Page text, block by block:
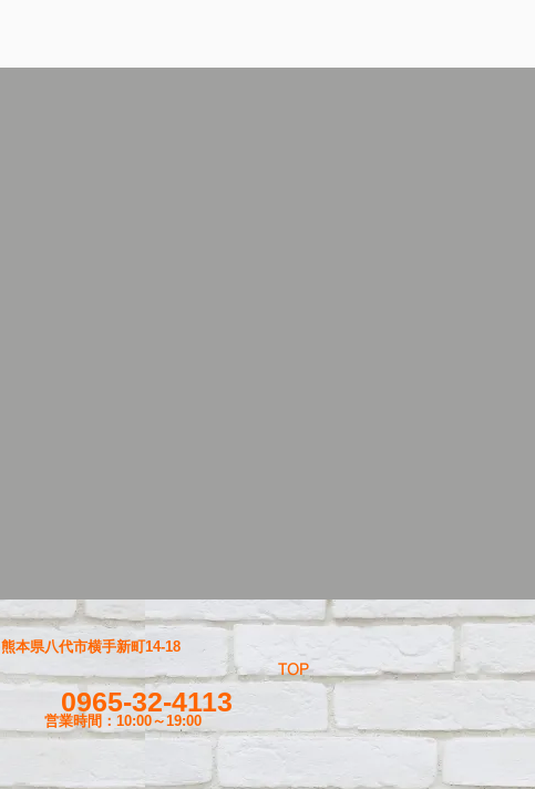
TOP
0965-32-4113
営業時間：10:00～19:00
熊本県八代市横手新町14-18